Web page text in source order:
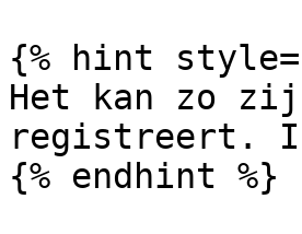
{% hint
Het kan zo
registreert.
{% endhint %}